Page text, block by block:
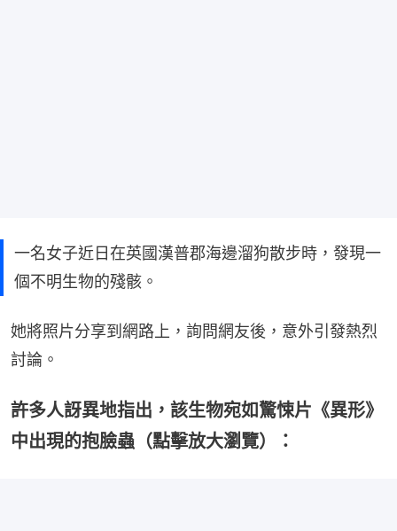
一名女子近日在英國漢普郡海邊溜狗散步時，發現一
個不明生物的殘骸。
她將照片分享到網路上，詢問網友後，意外引發熱烈
討論。
許多人訝異地指出，該生物宛如驚悚片《異形》
中出現的抱臉蟲（點擊放大瀏覽）：